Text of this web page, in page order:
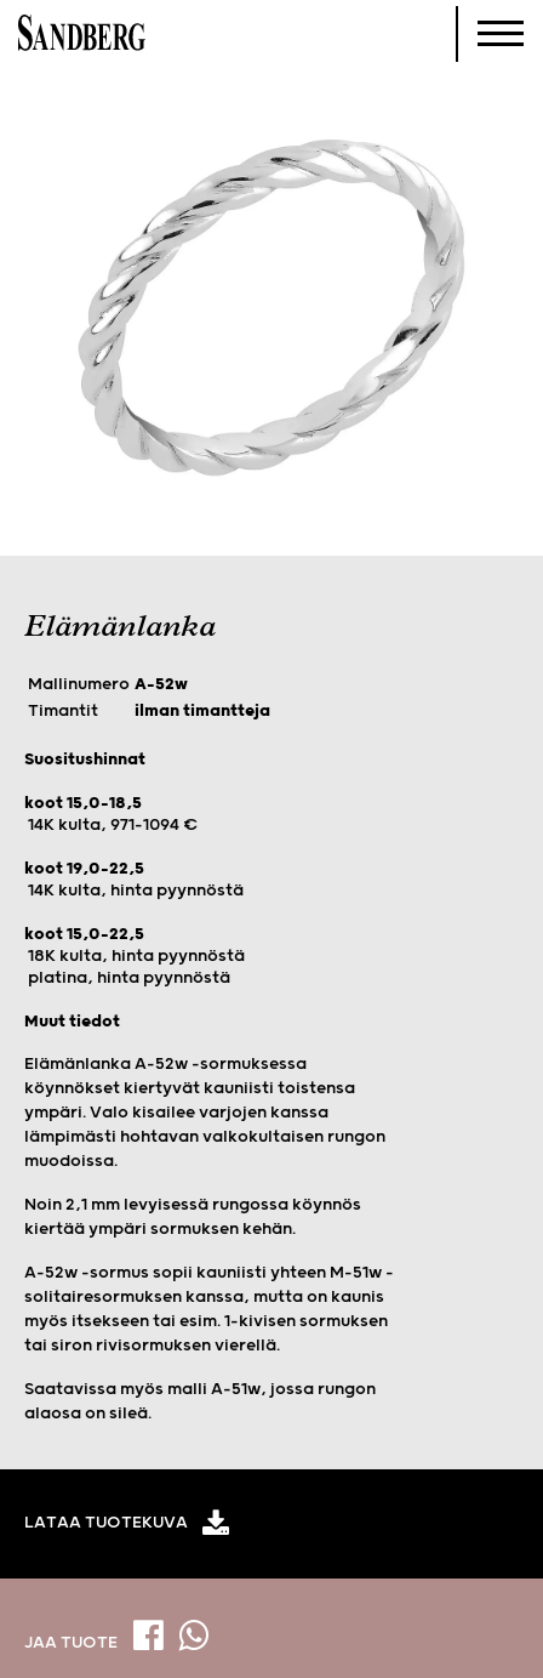
Elämänlanka
Mallinumero A-52w
Timantit
ilman timantteja
Suositushinnat
koot 15,0-18,5
14K kulta, 971-1094 €
koot 19,0-22,5
14K kulta, hinta pyynnöstä
koot 15,0-22,5
18K kulta, hinta pyynnöstä
platina, hinta pyynnöstä
Muut tiedot
Elämänlanka A-52w -sormuksessa
köynnökset kiertyvät kauniisti toistensa
ympäri. Valo kisailee varjojen kanssa
lämpimästi hohtavan valkokultaisen rungon
muodoissa.
Noin 2,1 mm levyisessä rungossa köynnös
kiertää ympäri sormuksen kehän.
A-52w -sormus sopii kauniisti yhteen M-51w -
solitairesormuksen kanssa, mutta on kaunis
myös itsekseen tai esim. 1-kivisen sormuksen
tai siron rivisormuksen vierellä.
Saatavissa myös malli A-51w, jossa rungon
alaosa on sileä.
LATAA TUOTEKUVA
JAA TUOTE